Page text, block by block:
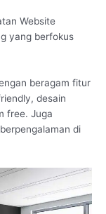
Website
yang berfokus
beragam fitur
desain
free. Juga
di